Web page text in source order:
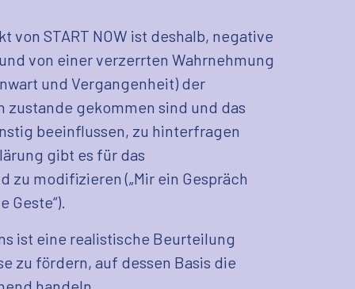
von START NOW ist deshalb, negative
von einer verzerrten Wahrnehmung
und Vergangenheit) der
gekommen sind und das
beeinflussen, zu hinterfragen
gibt es für das
zu modifizieren („Mir ein Gespräch
Geste“).
ist eine realistische Beurteilung
zu fördern, auf dessen Basis die